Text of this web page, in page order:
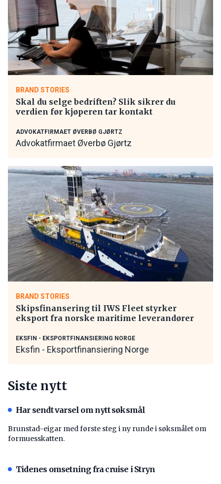
BRAND STORIES
Skal du selge bedriften? Slik sikrer du
verdien før kjøperen tar kontakt
ADVOKATFIRMAET ØVERBØ GJØRTZ
Advokatfirmaet Øverbø Gjørtz
BRAND STORIES
Skipsfinansering til IWS Fleet styrker
eksport fra norske maritime leverandører
EKSFIN - EKSPORTFINANSIERING NORGE
Eksfin - Eksportfinansiering Norge
Siste nytt
Har sendt varsel om nytt søksmål
Brunstad-eigar med første steg i ny runde i søksmålet om
formuesskatten.
Tidenes omsetning fra cruise i Stryn